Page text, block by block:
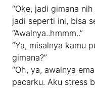
“Oke, jadi gimana
jadi seperti ini, bisa
“Awalnya..hmmm..”
“Ya, misalnya kamu
gimana?”
“Oh, ya, awalnya
pacarku. Aku stress